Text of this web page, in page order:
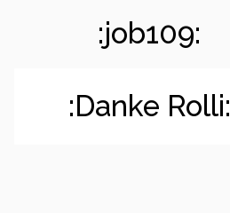
:job109:
:Danke Rolli: